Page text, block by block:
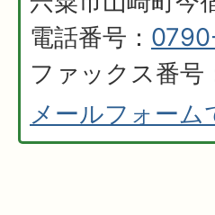
電話番号：
ファックス番
メールフォー